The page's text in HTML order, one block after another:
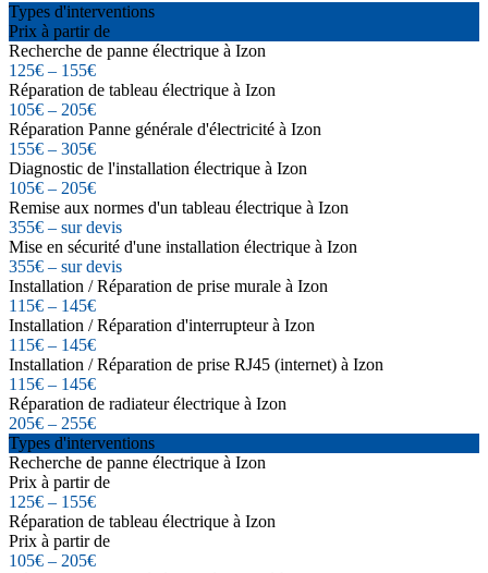
Types d'interventions
Prix à partir de
Recherche de panne électrique à Izon
125€ – 155€
Réparation de tableau électrique à Izon
105€ – 205€
Réparation Panne générale d'électricité à Izon
155€ – 305€
Diagnostic de l'installation électrique à Izon
105€ – 205€
Remise aux normes d'un tableau électrique à Izon
355€ – sur devis
Mise en sécurité d'une installation électrique à Izon
355€ – sur devis
Installation / Réparation de prise murale à Izon
115€ – 145€
Installation / Réparation d'interrupteur à Izon
115€ – 145€
Installation / Réparation de prise RJ45 (internet) à Izon
115€ – 145€
Réparation de radiateur électrique à Izon
205€ – 255€
Types d'interventions
Recherche de panne électrique à Izon
Prix à partir de
125€ – 155€
Réparation de tableau électrique à Izon
Prix à partir de
105€ – 205€